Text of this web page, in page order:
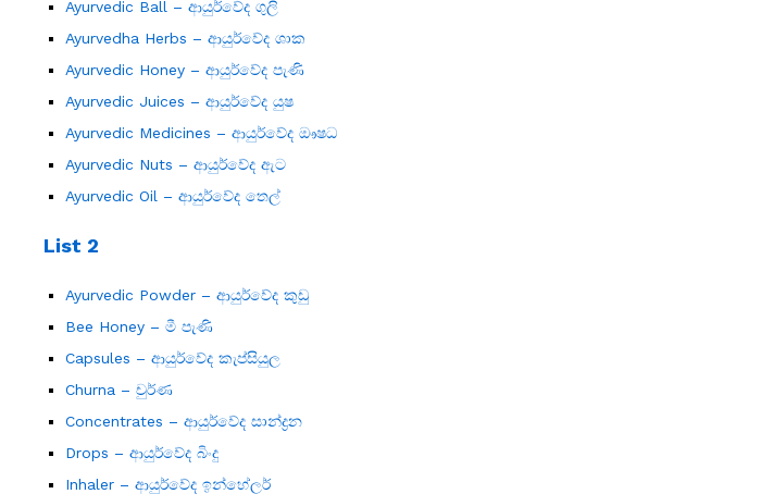
Ayurvedic Ball – ආයුර්වේද ගුලි
Ayurvedha Herbs – ආයුර්වේද ශාක
Ayurvedic Honey – ආයුර්වේද පැණි
Ayurvedic Juices – ආයුර්වේද යුෂ
Ayurvedic Medicines – ආයුර්වේද ඖෂධ
Ayurvedic Nuts – ආයුර්වේද ඇට
Ayurvedic Oil – ආයුර්වේද තෙල්
List 2
Ayurvedic Powder – ආයුර්වේද කුඩු
Bee Honey – මී පැණි
Capsules – ආයුර්වේද කැප්සියුල
Churna – චුර්ණ
Concentrates – ආයුර්වේද සාන්ද්‍රන
Drops – ආයුර්වේද බිංදු
Inhaler – ආයුර්වේද ඉන්හේලර්